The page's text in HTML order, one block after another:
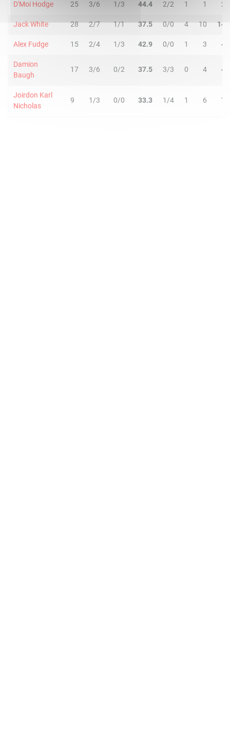
D'Moi Hodge 25 3/6 1/3 44.4 2/2 1 1 2
Jack White 28 2/7 1/1 37.5 0/0 4 10 14
Alex Fudge 15 2/4 1/3 42.9 0/0 1 3 4
Damion
Baugh
17 3/6 0/2 37.5 3/3 0 4 4
Joirdon Karl
Nicholas
9 1/3 0/0 33.3 1/4 1 6 7